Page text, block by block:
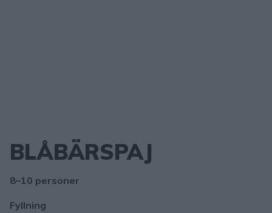
BLÅBÄRSPAJ
8–10 personer
Fyllning